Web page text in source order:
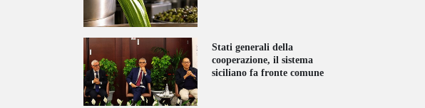
Stati generali della
cooperazione, il sistema
siciliano fa fronte comune